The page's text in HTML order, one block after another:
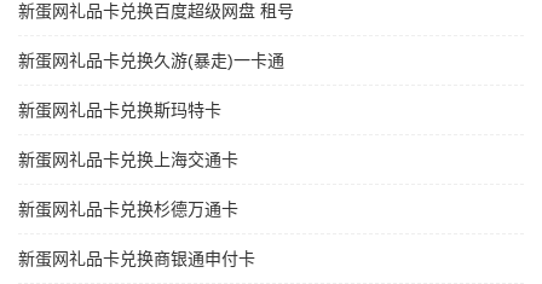
新蛋网礼品卡兑换百度超级网盘 租号
新蛋网礼品卡兑换久游(暴走)一卡通
新蛋网礼品卡兑换斯玛特卡
新蛋网礼品卡兑换上海交通卡
新蛋网礼品卡兑换杉德万通卡
新蛋网礼品卡兑换商银通申付卡